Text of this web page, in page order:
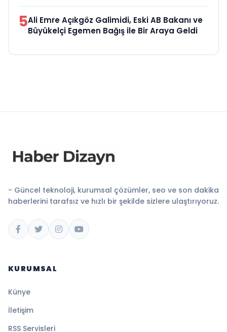
5Ali Emre Açıkgöz Galimidi, Eski AB Bakanı ve
Büyükelçi Egemen Bağış ile Bir Araya Geldi
- Güncel teknoloji, kurumsal çözümler, seo ve son dakika
haberlerini tarafsız ve hızlı bir şekilde sizlere ulaştırıyoruz.
KURUMSAL
Künye
İletişim
RSS Servisleri